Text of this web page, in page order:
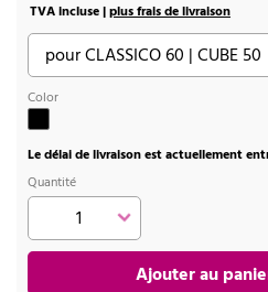
TVA incluse |plus frais de livraison
Color
Le délai de livraison est actuellement
Quantité
Ajouter au